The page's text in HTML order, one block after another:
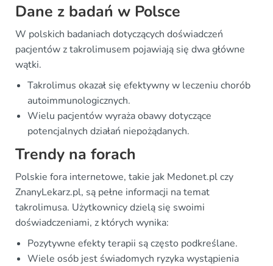
Dane z badań w Polsce
W polskich badaniach dotyczących doświadczeń
pacjentów z takrolimusem pojawiają się dwa główne
wątki.
Takrolimus okazał się efektywny w leczeniu chorób
autoimmunologicznych.
Wielu pacjentów wyraża obawy dotyczące
potencjalnych działań niepożądanych.
Trendy na forach
Polskie fora internetowe, takie jak Medonet.pl czy
ZnanyLekarz.pl, są pełne informacji na temat
takrolimusa. Użytkownicy dzielą się swoimi
doświadczeniami, z których wynika:
Pozytywne efekty terapii są często podkreślane.
Wiele osób jest świadomych ryzyka wystąpienia